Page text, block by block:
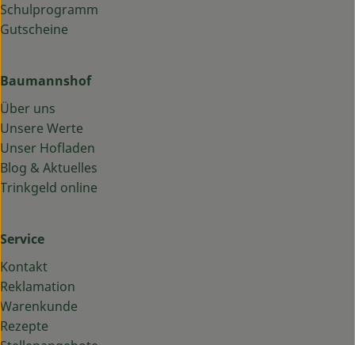
Schulprogramm
Gutscheine
Baumannshof
Über uns
Unsere Werte
Unser Hofladen
Blog & Aktuelles
Trinkgeld online
Service
Kontakt
Reklamation
Warenkunde
Rezepte